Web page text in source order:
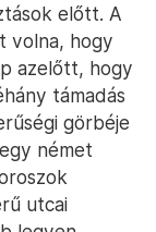
előtt. A
volna, hogy
azelőtt, hogy
támadás
görbéje
német
utcai